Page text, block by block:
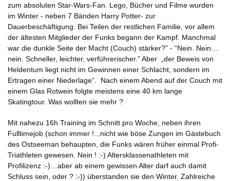
zum absoluten Star-Wars-Fan. Lego, Bücher und Filme wurden
im Winter - neben 7 Bänden Harry Potter- zur
Dauerbeschäftigung. Bei Teilen der restlichen Familie, vor allem
der ältesten Mitglieder der Funks begann der Kampf. Manchmal
war die dunkle Seite der Macht (Couch) stärker?” - “Nein. Nein…
nein. Schneller, leichter, verführerischer.” Aber „der Beweis von
Heldentum liegt nicht im Gewinnen einer Schlacht, sondern im
Ertragen einer Niederlage“. Nach einem Abend auf der Couch mit
einem Glas Rotwein folgte meistens eine 40 km lange
Skatingtour. Was wollten sie mehr ?
Mit nahezu 16h Training im Schnitt pro Woche, neben ihren
Fulltimejob (schon immer !...nicht wie böse Zungen im Gästebuch
des Ostseeman behaupten, die Funks wären früher einmal Profi-
Triathleten gewesen. Nein ! :-) Altersklassenathleten mit
Profilizenz :-)…aber ab einem gewissen Alter darf auch damit
Schluss sein, oder ? :-)) überstanden sie den Winter. Zahlreiche